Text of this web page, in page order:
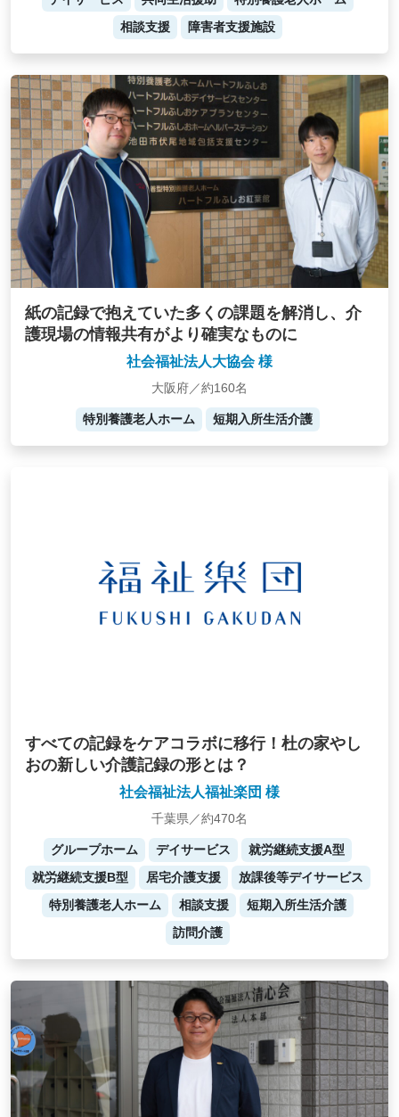
相談支援
障害者支援施設
紙の記録で抱えていた多くの課題を解消し、介
護現場の情報共有がより確実なものに
社会福祉法人大協会 様
大阪府／約160名
特別養護老人ホーム 短期入所生活介護
すべての記録をケアコラボに移行！杜の家やし
おの新しい介護記録の形とは？
社会福祉法人福祉楽団 様
千葉県／約470名
グループホーム デイサービス
就労継続支援A型
就労継続支援B型
居宅介護支援
放課後等デイサービス
特別養護老人ホーム
相談支援
短期入所生活介護
訪問介護